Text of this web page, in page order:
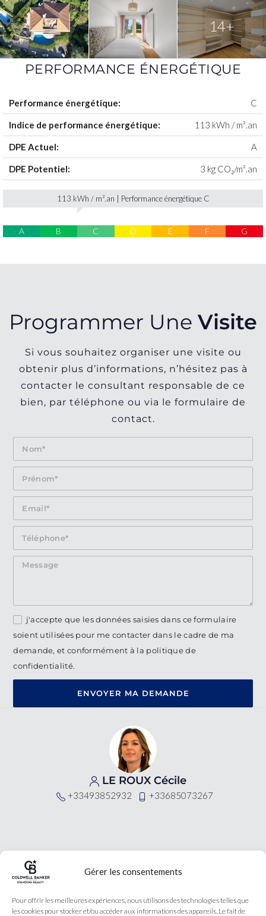
Gérer les consentements
Pour offrir les meilleures expériences, nous utilisons des technologies telles que
les cookies pour stocker et/ou accéder aux informations des appareils. Le fait de
14+
PERFORMANCE ÉNERGÉTIQUE
Performance énergétique: C
Indice de performance énergétique: 113 kWh / m².an
DPE Actuel: A
DPE Potentiel: 3 kg CO₂/m².an
113 kWh / m².an | Performance énergétique C
A B C D E F G
Programmer Une Visite
Si vous souhaitez organiser une visite ou
obtenir plus d’informations, n’hésitez pas à
contacter le consultant responsable de ce
bien, par téléphone ou via le formulaire de
contact.
LE ROUX Cécile
+33493852932 +33685073267
j'accepte que les données saisies dans ce formulaire
soient utilisées pour me contacter dans le cadre de ma
demande, et conformément à la politique de
confidentialité.
ENVOYER MA DEMANDE
Coldwell Banker est une
agence immobilière
spécialisé dans la vente